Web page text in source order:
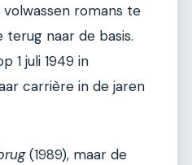
romans te
naar de basis.
1 juli 1949 in
carrière in de jaren
(1989), maar de